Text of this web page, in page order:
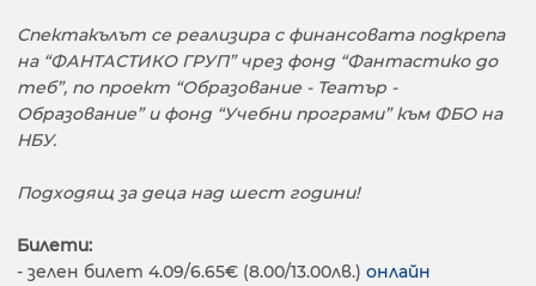
Спектакълът се реализира с финансовата подкрепа
на “ФАНТАСТИКО ГРУП” чрез фонд “Фантастико до
теб”, по проект “Образование - Театър -
Образование” и фонд “Учебни програми” към ФБО на
НБУ.
Подходящ за деца над шест години!
Билети:
- зелен билет 4.09/6.65€ (8.00/13.00лв.) онлайн